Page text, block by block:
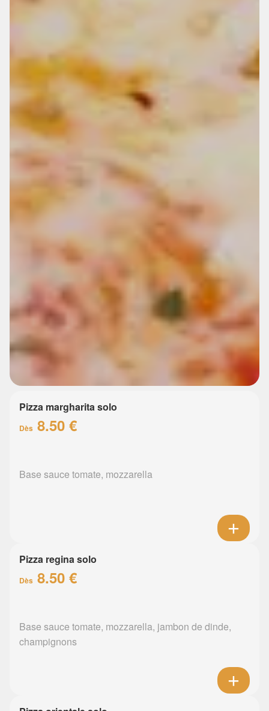
Pizza margharita solo
Dès 8.50 €
Base sauce tomate, mozzarella
Pizza regina solo
Dès 8.50 €
Base sauce tomate, mozzarella, jambon de dinde,
champignons